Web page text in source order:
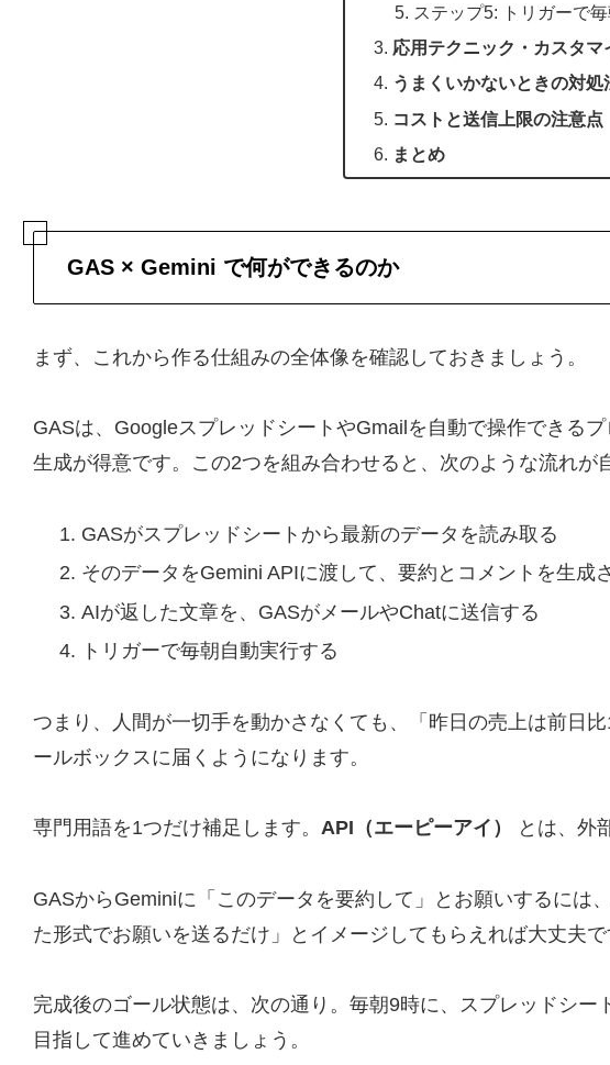
ステップ5: トリガーで
応用テクニック・カスタマ
うまくいかないときの対処
コストと送信上限の注意点
まとめ
GAS × Gemini で何ができるのか
まず、これから作る仕組みの全体像を確認しておきましょう。
GASは、GoogleスプレッドシートやGmailを自動で操作できる
生成が得意です。この2つを組み合わせると、次のような流れが
GASがスプレッドシートから最新のデータを読み取る
そのデータをGemini APIに渡して、要約とコメントを生成
AIが返した文章を、GASがメールやChatに送信する
トリガーで毎朝自動実行する
つまり、人間が一切手を動かさなくても、「昨日の売上は前日
ールボックスに届くようになります。
専門用語を1つだけ補足します。 API（エーピーアイ） とは、外
GASからGeminiに「このデータを要約して」とお願いするに
た形式でお願いを送るだけ」とイメージしてもらえれば大丈夫で
完成後のゴール状態は、次の通り。毎朝9時に、スプレッドシ
目指して進めていきましょう。